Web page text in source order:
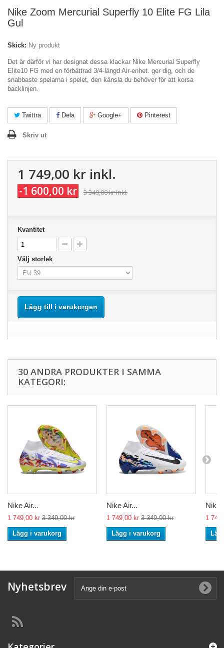
Nike Zoom Mercurial Superfly 10 Elite FG Lila
Gul
Skick: Ny produkt
Det är därför vi har designat dessa klackar Nike Mercurial Superfly
Elite10 FG med en förbättrad 3/4-längd Air-enhet. ger dig, och de
snabbaste spelarna i spelet, den känsla du behöver för att korsa
backlinjen.
Twittra Dela Google+ Pinterest
Skriv ut
1 749,00 kr inkl.
-1 600,00 kr 3 349,00 krinkl.
Kvantitet
Välj storlek
Lägg till i varukorgen
30 ANDRA PRODUKTER I SAMMA
KATEGORI:
Nike Air...
1 749,00 kr 3 349,00 kr
Lägg i varukorg
Nike Air...
1 749,00 kr 3 349,00 kr
Lägg i varukorg
Nike
1
Nyhetsbrev